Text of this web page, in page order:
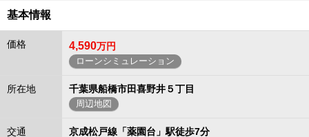
基本情報
価格 4,590万円
ローンシミュレーション
所在地 千葉県船橋市田喜野井５丁目
周辺地図
交通
京成松戸線「薬園台」駅徒歩7分